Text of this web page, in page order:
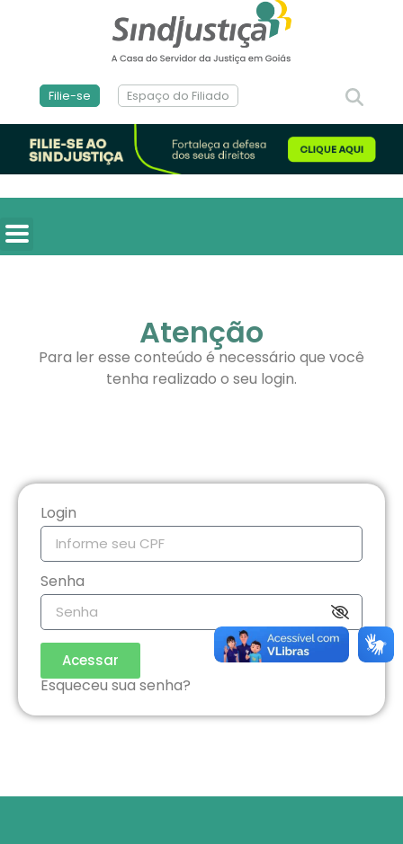
Filie-se Espaço do Filiado
Atenção
Para ler esse conteúdo é necessário que você
tenha realizado o seu login.
Login
Senha
Acessar
Esqueceu sua senha?